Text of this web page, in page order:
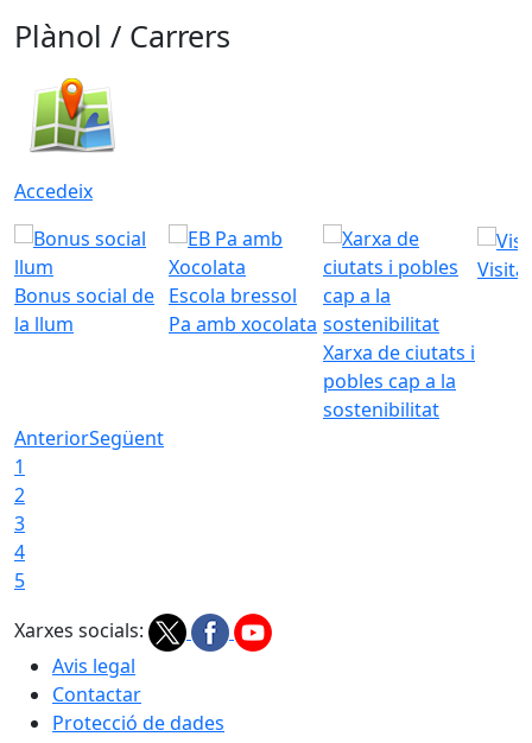
Plànol / Carrers
Accedeix
Bonus social de
la llum
Escola bressol
Pa amb xocolata
Xarxa de ciutats i
pobles cap a la
sostenibilitat
Visita
AnteriorSegüent
1
2
3
4
5
Xarxes socials:
Avis legal
Contactar
Protecció de dades